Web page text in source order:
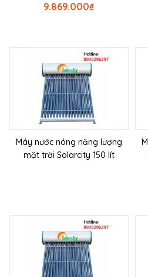
₫
9.869.000
Máy nước nóng năng lượng
mặt trời Solarcity 150 lít